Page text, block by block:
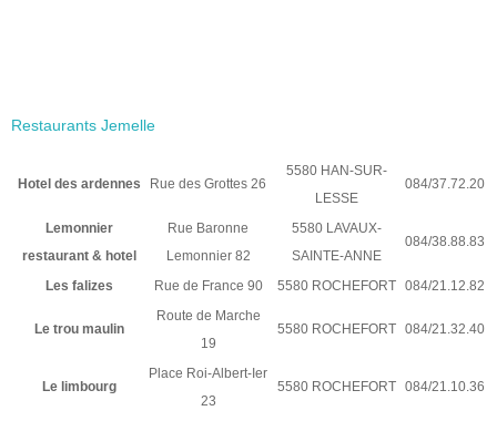
Restaurants Jemelle
Hotel des ardennes Rue des Grottes 26
5580 HAN-SUR-
LESSE
084/37.72.20
Lemonnier
restaurant & hotel
Rue Baronne
Lemonnier 82
5580 LAVAUX-
SAINTE-ANNE
084/38.88.83
Les falizes Rue de France 90 5580 ROCHEFORT 084/21.12.82
Le trou maulin
Route de Marche
19
5580 ROCHEFORT 084/21.32.40
Le limbourg
Place Roi-Albert-Ier
23
5580 ROCHEFORT 084/21.10.36